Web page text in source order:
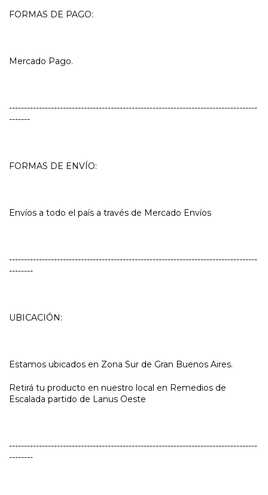
FORMAS DE PAGO:
Mercado Pago.
-----------------------------------------------------------------------------------
-------
FORMAS DE ENVÍO:
Envíos a todo el país a través de Mercado Envíos
-----------------------------------------------------------------------------------
--------
UBICACIÓN:
Estamos ubicados en Zona Sur de Gran Buenos Aires.
Retirá tu producto en nuestro local en Remedios de
Escalada partido de Lanus Oeste
-----------------------------------------------------------------------------------
--------